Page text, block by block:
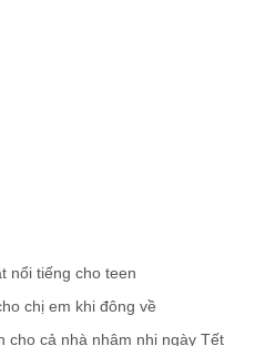
nổi tiếng cho teen
chị em khi đông về
cho cả nhà nhâm nhi ngày Tết